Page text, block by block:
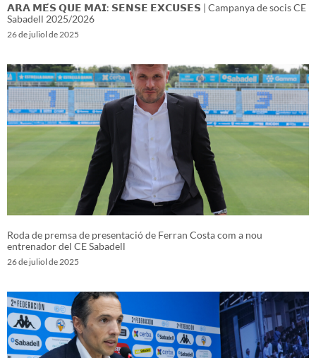
𝗔𝗥𝗔 𝗠𝗘́𝗦 𝗤𝗨𝗘 𝗠𝗔𝗜: 𝗦𝗘𝗡𝗦𝗘 𝗘𝗫𝗖𝗨𝗦𝗘𝗦 | Campanya de socis CE
Sabadell 2025/2026
26 de juliol de 2025
Roda de premsa de presentació de Ferran Costa com a nou
entrenador del CE Sabadell
26 de juliol de 2025